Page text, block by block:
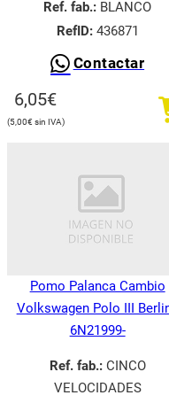
Ref. fab.: BLANCO
RefID:436871
Contactar
6,05€
5,00€
Pomo Palanca Cambio
Volkswagen Polo III
6N21999-
Ref. fab.:CINCO
VELOCIDADES